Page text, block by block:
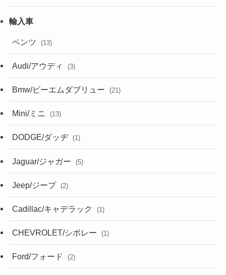
ベンツ (13)
Audi/アウディ (3)
Bmw/ビーエムダブリュー (21)
Mini/ミニ (13)
DODGE/ダッヂ (1)
Jaguar/ジャガー (5)
Jeep/ジープ (2)
Cadillac/キャデラック (1)
CHEVROLET/シボレー (1)
Ford/フォード (2)